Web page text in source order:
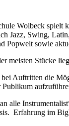
Wolbeck spielt
Jazz, Swing,
Popwelt sowie
meisten Stücke
Auftritten die
Publikum
alle
Erfahrung im